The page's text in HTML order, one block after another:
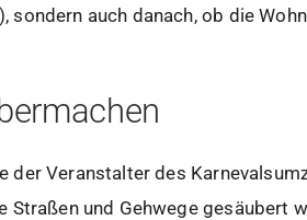
sondern auch danach, ob die
der Veranstalter des
Straßen und Gehwege gesäubert